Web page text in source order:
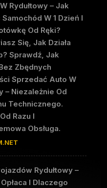
Rydułtowy – Jak
W 1 Dzień I
Od Ręki?
Się, Jak Działa
Sprawdź, Jak
Zbędnych
Sprzedać Auto W
– Niezależnie Od
Technicznego.
Razu I
Obsługa.
Rydułtowy –
I Dlaczego